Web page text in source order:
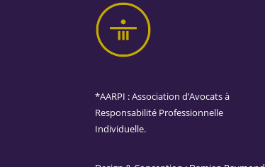
*AARPI : Association d’Avocats à
Responsabilité Professionnelle
Individuelle.